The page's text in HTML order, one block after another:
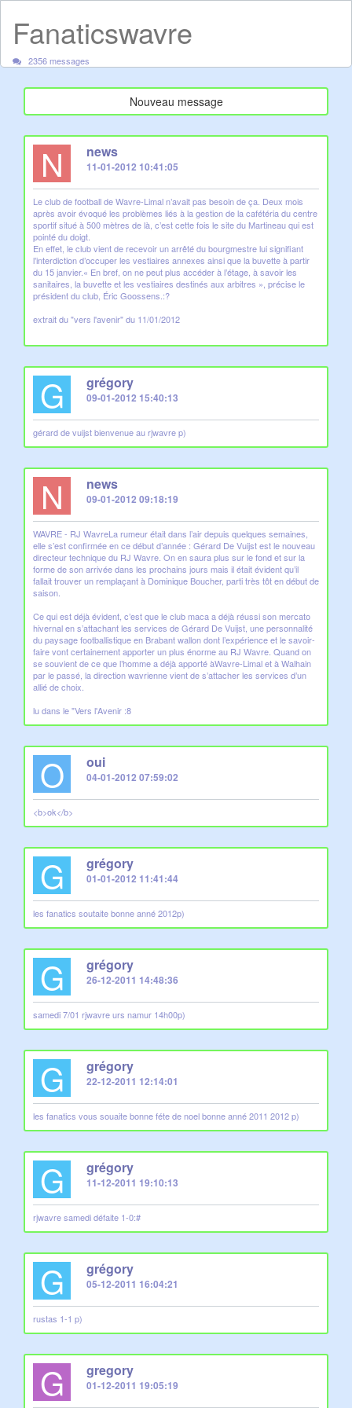
Fanaticswavre
2356 messages
Nouveau message
N news
11-01-2012 10:41:05
Le club de football de Wavre-Limal n’avait pas besoin de ça. Deux mois
après avoir évoqué les problèmes liés à la gestion de la cafétéria du centre
sportif situé à 500 mètres de là, c’est cette fois le site du Martineau qui est
pointé du doigt.
En effet, le club vient de recevoir un arrêté du bourgmestre lui signifiant
l’interdiction d’occuper les vestiaires annexes ainsi que la buvette à partir
du 15 janvier.« En bref, on ne peut plus accéder à l’étage, à savoir les
sanitaires, la buvette et les vestiaires destinés aux arbitres », précise le
président du club, Éric Goossens.:?
extrait du "vers l'avenir" du 11/01/2012
G grégory
09-01-2012 15:40:13
gérard de vuijst bienvenue au rjwavre p)
N news
09-01-2012 09:18:19
WAVRE - RJ WavreLa rumeur était dans l’air depuis quelques semaines,
elle s’est confirmée en ce début d’année : Gérard De Vuijst est le nouveau
directeur technique du RJ Wavre. On en saura plus sur le fond et sur la
forme de son arrivée dans les prochains jours mais il était évident qu’il
fallait trouver un remplaçant à Dominique Boucher, parti très tôt en début de
saison.
Ce qui est déjà évident, c’est que le club maca a déjà réussi son mercato
hivernal en s’attachant les services de Gérard De Vuijst, une personnalité
du paysage footballistique en Brabant wallon dont l’expérience et le savoir-
faire vont certainement apporter un plus énorme au RJ Wavre. Quand on
se souvient de ce que l’homme a déjà apporté àWavre-Limal et à Walhain
par le passé, la direction wavrienne vient de s’attacher les services d’un
allié de choix.
lu dans le "Vers l'Avenir :8
O oui
04-01-2012 07:59:02
<b>ok</b>
G grégory
01-01-2012 11:41:44
les fanatics soutaite bonne anné 2012p)
G grégory
26-12-2011 14:48:36
samedi 7/01 rjwavre urs namur 14h00p)
G grégory
22-12-2011 12:14:01
les fanatics vous souaite bonne féte de noel bonne anné 2011 2012 p)
G grégory
11-12-2011 19:10:13
rjwavre samedi défaite 1-0:#
G grégory
05-12-2011 16:04:21
rustas 1-1 p)
G gregory
01-12-2011 19:05:19